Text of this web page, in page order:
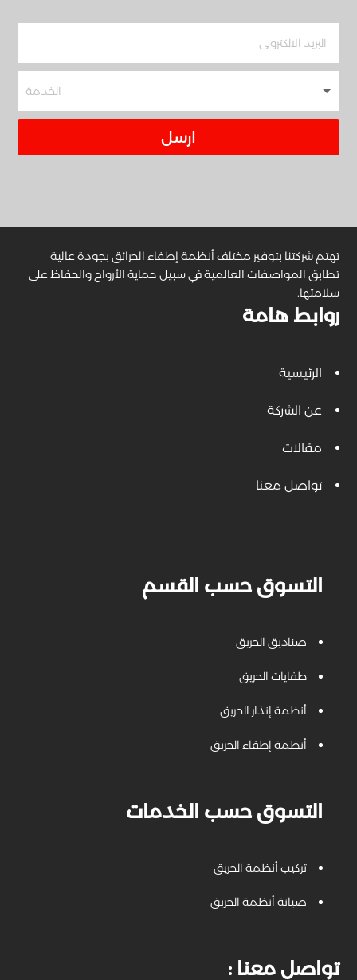
ارسل
: تواصل معنا
التسوق حسب القسم
صناديق الحريق
طفايات الحريق
أنظمة إنذار الحريق
أنظمة إطفاء الحريق
التسوق حسب الخدمات
تركيب أنظمة الحريق
صيانة أنظمة الحريق
روابط هامة
الرئيسية
عن الشركة
مقالات
تواصل معنا
تهتم شركتنا بتوفير مختلف أنظمة إطفاء الحرائق بجودة عالية
تطابق المواصفات العالمية في سبيل حماية الأرواح والحفاظ على
سلامتها.